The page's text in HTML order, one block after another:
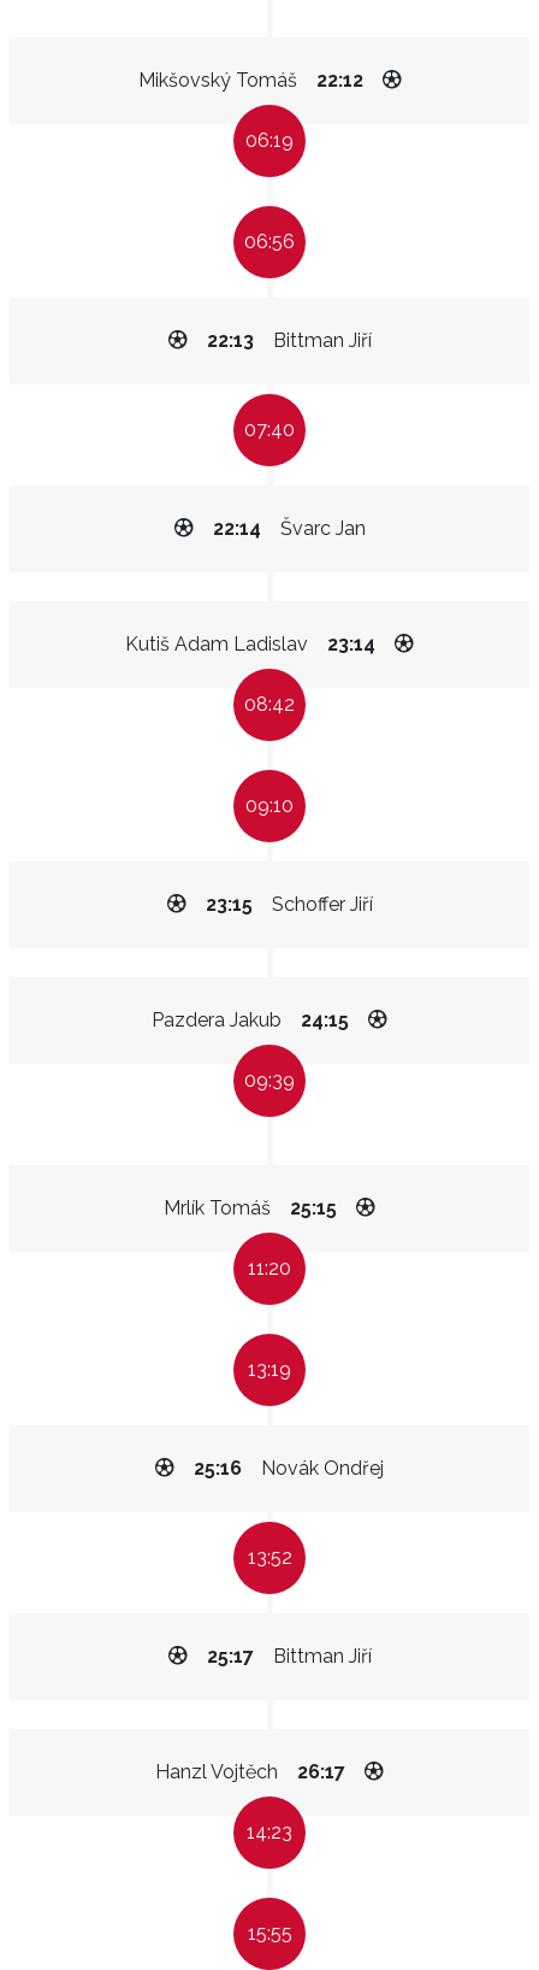
Mikšovský Tomáš 22:12
06:19
06:56
Bittman Jiří
22:13
07:40
Švarc Jan
22:14
Kutiš Adam Ladislav 23:14
08:42
09:10
Schoffer Jiří
23:15
Pazdera Jakub 24:15
09:39
Mrlík Tomáš 25:15
11:20
13:19
Novák Ondřej
25:16
13:52
Bittman Jiří
25:17
Hanzl Vojtěch 26:17
14:23
15:55